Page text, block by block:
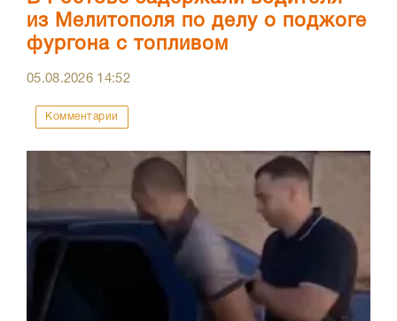
из Мелитополя по делу о поджоге
фургона с топливом
05.08.2026 14:52
Комментарии